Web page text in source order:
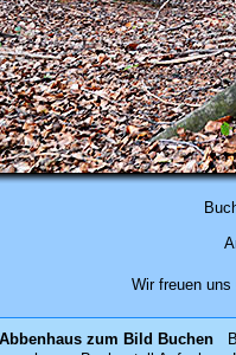
Wir freuen
zum Bild Buchen